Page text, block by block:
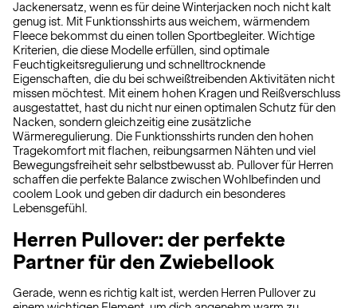
Jackenersatz, wenn es für deine Winterjacken noch nicht kalt
genug ist. Mit Funktionsshirts aus weichem, wärmendem
Fleece bekommst du einen tollen Sportbegleiter. Wichtige
Kriterien, die diese Modelle erfüllen, sind optimale
Feuchtigkeitsregulierung und schnelltrocknende
Eigenschaften, die du bei schweißtreibenden Aktivitäten nicht
missen möchtest. Mit einem hohen Kragen und Reißverschluss
ausgestattet, hast du nicht nur einen optimalen Schutz für den
Nacken, sondern gleichzeitig eine zusätzliche
Wärmeregulierung. Die Funktionsshirts runden den hohen
Tragekomfort mit flachen, reibungsarmen Nähten und viel
Bewegungsfreiheit sehr selbstbewusst ab. Pullover für Herren
schaffen die perfekte Balance zwischen Wohlbefinden und
coolem Look und geben dir dadurch ein besonderes
Lebensgefühl.
Herren Pullover: der perfekte
Partner für den Zwiebellook
Gerade, wenn es richtig kalt ist, werden Herren Pullover zu